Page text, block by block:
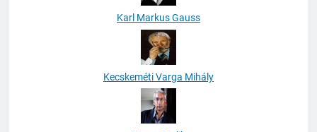
Karl Markus Gauss
Kecskeméti Varga Mihály